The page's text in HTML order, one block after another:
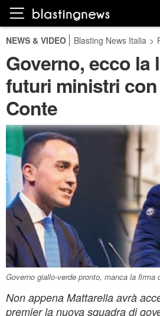
NEWS & VIDEO Blasting News Italia >
Governo, ecco la
futuri ministri
Conte
Governo giallo-verde pronto, manca la firma
Non appena Mattarella avrà
premier la nuova squadra di